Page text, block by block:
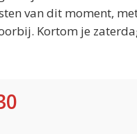
van dit moment,
Kortom je